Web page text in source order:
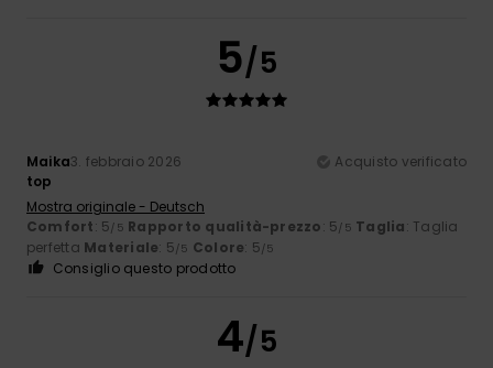
5/5
Maika3. febbraio 2026
Acquisto verificato
top
Mostra originale - Deutsch
Comfort: 5/5 Rapporto qualità-prezzo: 5/5 Taglia: Taglia
perfetta Materiale: 5/5 Colore: 5/5
Consiglio questo prodotto
4/5